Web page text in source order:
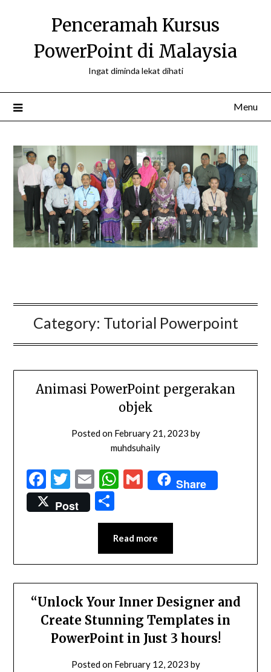
Penceramah Kursus
PowerPoint di Malaysia
Ingat diminda lekat dihati
Menu
Category: Tutorial Powerpoint
Animasi PowerPoint pergerakan
objek
Posted on February 21, 2023 by
muhdsuhaily
Facebook
Twitter
EmailWhatsApp
GmailShare
Post
Share
Read more
“Unlock Your Inner Designer and
Create Stunning Templates in
PowerPoint in Just 3 hours!
Posted on February 12, 2023 by